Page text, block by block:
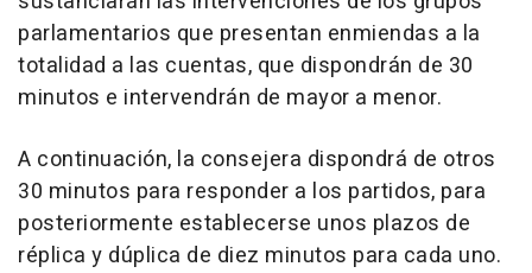
parlamentarios que presentan enmiendas a la
totalidad a las cuentas, que dispondrán de 30
minutos e intervendrán de mayor a menor.
A continuación, la consejera dispondrá de otros
30 minutos para responder a los partidos, para
posteriormente establecerse unos plazos de
réplica y dúplica de diez minutos para cada uno.